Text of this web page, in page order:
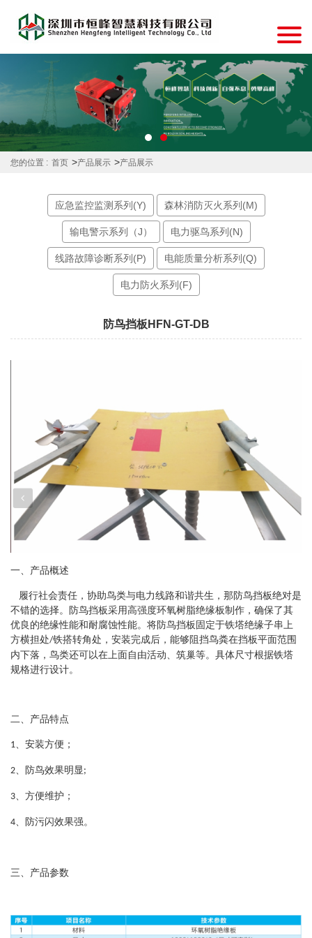
您的位置 : 首页 >产品展示 >产品展示
应急监控监测系列(Y) 森林消防灭火系列(M)
输电警示系列（J） 电力驱鸟系列(N)
线路故障诊断系列(P) 电能质量分析系列(Q)
电力防火系列(F)
防鸟挡板HFN-GT-DB
一、产品概述
履行社会责任，协助鸟类与电力线路和谐共生，那防鸟挡板绝对是
不错的选择。防鸟挡板采用高强度环氧树脂绝缘板制作，确保了其
优良的绝缘性能和耐腐蚀性能。将防鸟挡板固定于铁塔绝缘子串上
方横担处/铁搭转角处，安装完成后，能够阻挡鸟粪在挡板平面范围
内下落，鸟类还可 以在上面自由活动、筑巢等。具体尺寸根据铁塔
规格进行设计。
二、产品特点
1 安装方便；
2 、防鸟效果明显 ;
3 、方便维护；
4 、防污闪效果强。
三、产品参数